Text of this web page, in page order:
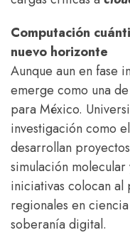
Computación
nuevo horizonte
Aunque aun en fase
emerge como una
para México.
investigación como
desarrollan
simulación
iniciativas colocan
regionales en
soberanía digital.